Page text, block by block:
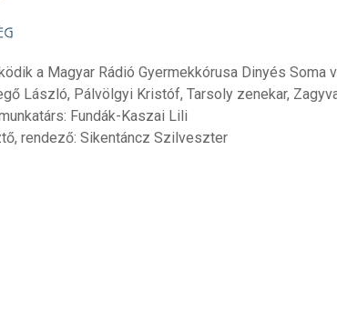
a Magyar Rádió Gyermekkórusa Dinyés
László, Pálvölgyi Kristóf, Tarsoly zenekar,
Fundák-Kaszai Lili
rendező: Sikentáncz Szilveszter